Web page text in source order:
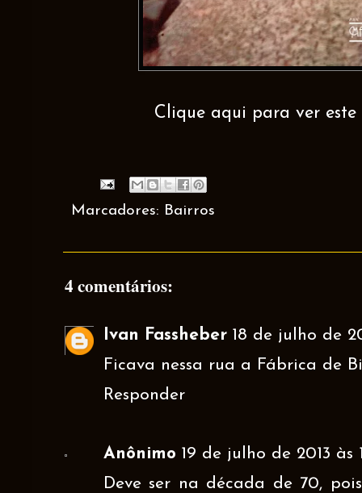
Clique aqui para ver
Marcadores: Bairros
4 comentários:
Ivan Fassheber 18 de julho de
Ficava nessa rua a Fábrica de
Responder
Anônimo 19 de julho de 2013 às
Deve ser na década de 70,